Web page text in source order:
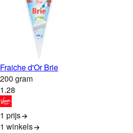
Fraiche d'Or Brie
200 gram
1.28
1 prijs
1 winkels